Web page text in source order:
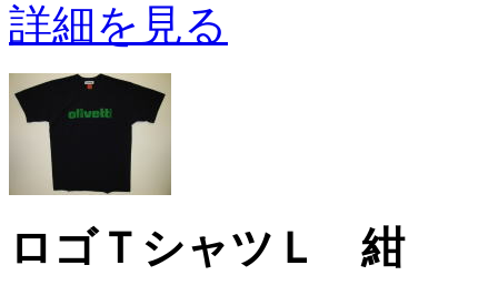
詳細を見る
ロゴＴシャツＬ 紺